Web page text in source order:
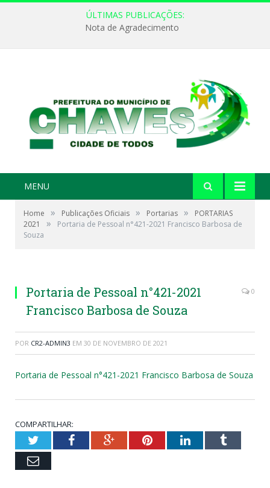
ÚLTIMAS PUBLICAÇÕES:
Nota de Agradecimento
MENU
Home » Publicações Oficiais » Portarias »
PORTARIAS
2021
»
Portaria de Pessoal n°421-2021 Francisco Barbosa de
Souza
Portaria de Pessoal n°421-2021
Francisco Barbosa de Souza
0
POR CR2-ADMIN3 EM 30 DE NOVEMBRO DE 2021
Portaria de Pessoal n°421-2021 Francisco Barbosa de Souza
COMPARTILHAR:
TwitterFacebookGoogle+PinterestLinkedInTumblr
Email